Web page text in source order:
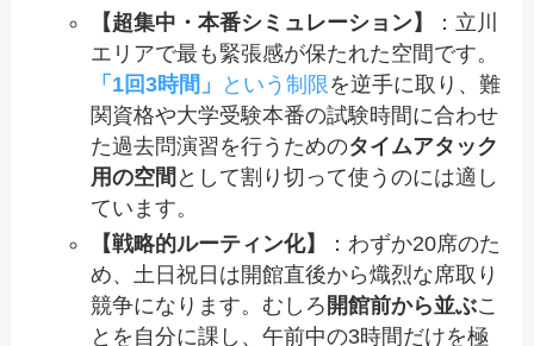
【超集中・本番シミュレーション】
：立川
エリアで最も緊張感が保たれた空間です。
「1回3時間」
という制限 を逆手に取り、難
関資格や大学受験本番の試験時間に合わせ
た過去問演習を行うためのタイムアタック
用の空間 として割り切って使うのには適し
ています。
【戦略的ルーティン化】
：わずか20席のた
め、土日祝日は開館直後から熾烈な席取り
競争になります。むしろ 開館前から並ぶこ
とを自分に課し、午前中の3時間だけを極